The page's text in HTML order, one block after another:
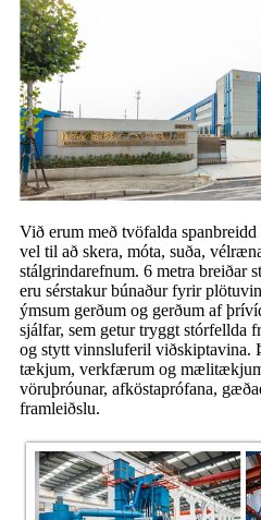
Við erum með tvöfalda spanbreidd
vel til að skera, móta, suða,
stálgrindarefnum. 6 metra breiðar
eru sérstakur búnaður fyrir
ýmsum gerðum og gerðum af
sjálfar, sem getur tryggt stórfellda
og stytt vinnsluferil viðskiptavina.
tækjum, verkfærum og
vöruþróunar, afköstaprófana,
framleiðslu.